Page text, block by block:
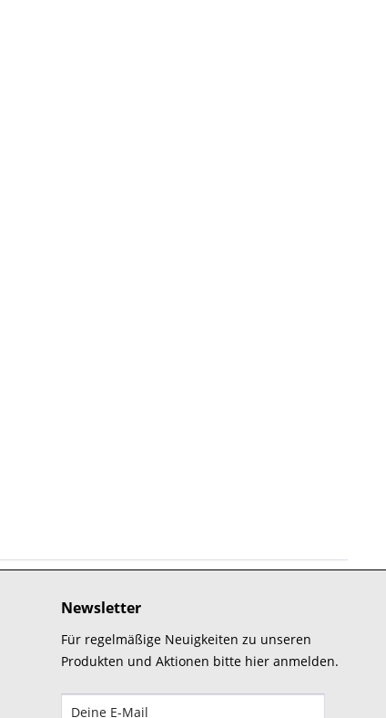
Newsletter
Für regelmäßige Neuigkeiten zu unseren
Produkten und Aktionen bitte hier anmelden.